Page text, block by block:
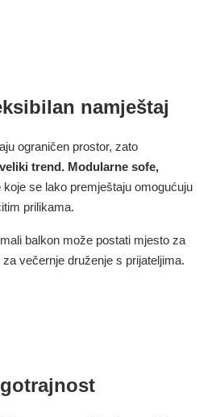
namještaj
ograničen prostor, zato
trend. Modularne sofe,
koje se lako premještaju omogućuju
prilikama.
balkon može postati mjesto za
večernje druženje s prijateljima.